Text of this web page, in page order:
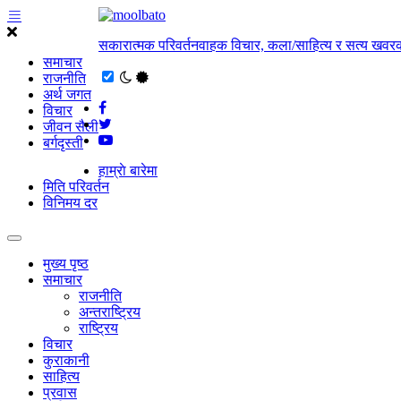
समाचार
राजनीति
अर्थ जगत
विचार
जीवन सैली
बर्गदृस्ती
सकारात्मक परिवर्तनवाहक विचार, कला/साहित्य र सत्य
हाम्राे बारेमा
मिति परिवर्तन
विनिमय दर
मुख्य पृष्ठ
समाचार
राजनीति
अन्तराष्ट्रिय
राष्ट्रिय
विचार
कुराकानी
साहित्य
प्रवास